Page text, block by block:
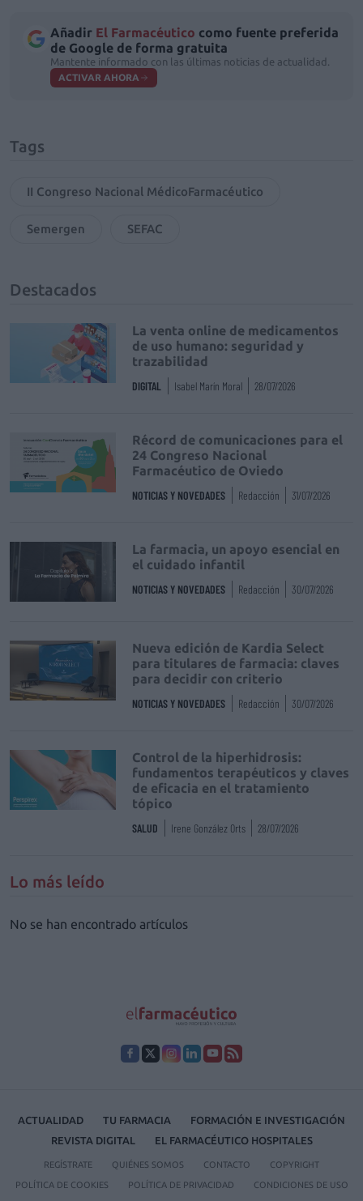
Añadir El Farmacéutico como fuente preferida
de Google de forma gratuita
Mantente informado con las últimas noticias de actualidad.
ACTIVAR AHORA
Tags
II Congreso Nacional MédicoFarmacéutico
Semergen SEFAC
Destacados
La venta online de medicamentos
de uso humano: seguridad y
trazabilidad
DIGITAL Isabel Marín Moral 28/07/2026
Récord de comunicaciones para el
24 Congreso Nacional
Farmacéutico de Oviedo
NOTICIAS Y NOVEDADES Redacción 31/07/2026
La farmacia, un apoyo esencial en
el cuidado infantil
NOTICIAS Y NOVEDADES Redacción 30/07/2026
Nueva edición de Kardia Select
para titulares de farmacia: claves
para decidir con criterio
NOTICIAS Y NOVEDADES Redacción 30/07/2026
Control de la hiperhidrosis:
fundamentos terapéuticos y claves
de eficacia en el tratamiento
tópico
SALUD Irene González Orts 28/07/2026
Lo más leído
No se han encontrado artículos
ACTUALIDAD TU FARMACIA
FORMACIÓN E INVESTIGACIÓN
REVISTA DIGITAL
EL FARMACÉUTICO HOSPITALES
REGÍSTRATE QUIÉNES SOMOS CONTACTO COPYRIGHT
POLÍTICA DE COOKIES POLÍTICA DE PRIVACIDAD CONDICIONES DE USO